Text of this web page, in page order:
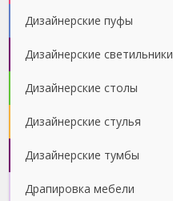
Дизайнерские пуфы
Дизайнерские светильники
Дизайнерские столы
Дизайнерские стулья
Дизайнерские тумбы
Драпировка мебели